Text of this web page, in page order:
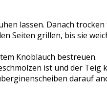
lassen. Danach
Seiten grillen, bis sie
Knoblauch bestreuen.
ist und der Teig
darauf